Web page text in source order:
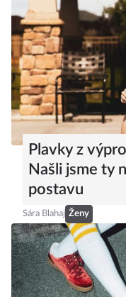
Plavky z
Našli jsme ty
postavu
Sára Blahaj Ženy